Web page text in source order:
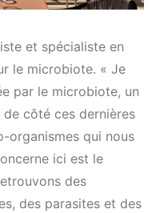
et spécialiste en
le microbiote. « Je
par le microbiote, un
côté ces dernières
organismes qui nous
ici est le
des
des parasites et des